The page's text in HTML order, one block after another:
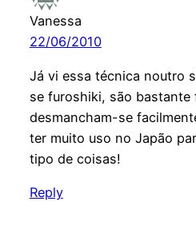
Vanessa
22/06/2010
Já vi essa técnica noutro
se furoshiki, são bastante
desmancham-se
ter muito uso no Japão
tipo de coisas!
Reply